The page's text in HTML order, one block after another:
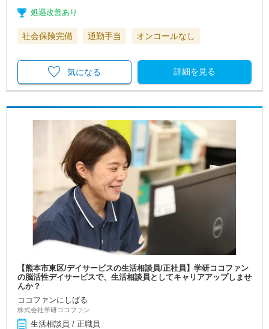
処遇改善あり
社会保険完備 通勤手当 オンコールなし
詳細を見る
気になる
【熊本市東区/デイサービスの生活相談員/正社員】学研ココファン
の脳活性デイサービスで、生活相談員としてキャリアアップしませ
んか？
ココファンにしばる
株式会社学研ココファン
生活相談員 / 正職員